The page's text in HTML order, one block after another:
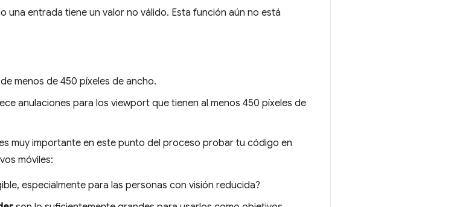
una entrada tiene un valor no válido. Esta función aún no está
menos de 450 píxeles de ancho.
anulaciones para los viewport que tienen al menos 450 píxeles de
muy importante en este punto del proceso probar tu código en
móviles:
especialmente para las personas con visión reducida?